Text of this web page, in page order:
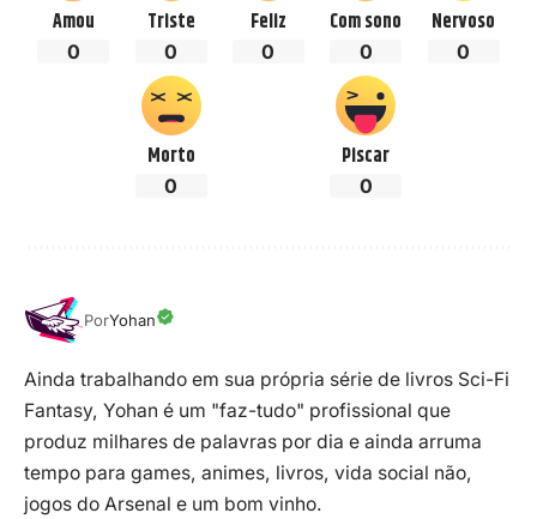
Amou
0
Triste
0
Feliz
0
Com sono
0
Nervoso
0
Morto
0
Piscar
0
PorYohan
Ainda trabalhando em sua própria série de livros Sci-Fi
Fantasy, Yohan é um "faz-tudo" profissional que
produz milhares de palavras por dia e ainda arruma
tempo para games, animes, livros, vida social não,
jogos do Arsenal e um bom vinho.